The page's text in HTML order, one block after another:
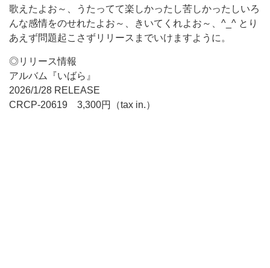
歌えたよお～、うたってて楽しかったし苦しかったしいろ
んな感情をのせれたよお～、きいてくれよお～、^_^ とり
あえず問題起こさずリリースまでいけますように。
◎リリース情報
アルバム『いばら』
2026/1/28 RELEASE
CRCP-20619 3,300円（tax in.）